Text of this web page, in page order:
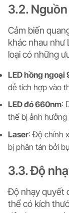
3.2.
Cảm biến
khác nhau như
loại có những
LED hồng
dễ tích hợp vào
LED đỏ 660nm:
thể bị ảnh hưởng
Laser: Độ chính
bị phân tán bởi
3.3. Độ
Độ nhạy quyết
thể có kích